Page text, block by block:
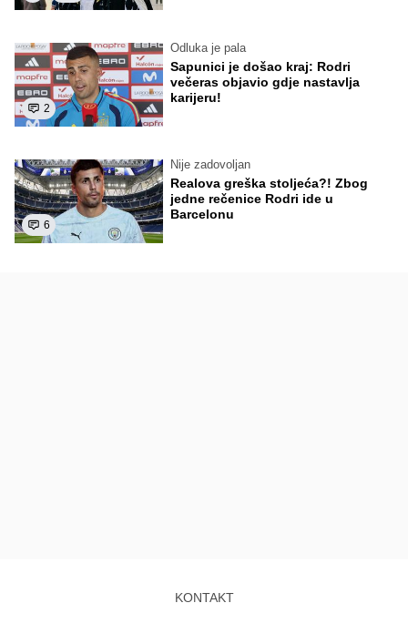
2
Odluka je pala
Sapunici je došao kraj: Rodri
večeras objavio gdje nastavlja
karijeru!
6
Nije zadovoljan
Realova greška stoljeća?! Zbog
jedne rečenice Rodri ide u
Barcelonu
KONTAKT